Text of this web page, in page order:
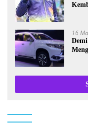
16